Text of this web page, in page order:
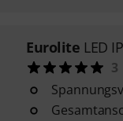
Eurolite LED
3